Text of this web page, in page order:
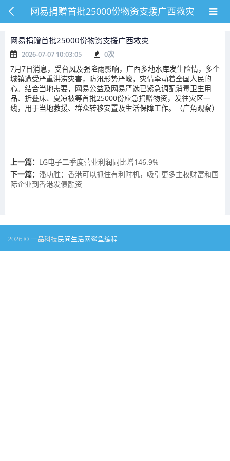
网易捐赠首批25000份物资支援广西救灾
网易捐赠首批25000份物资支援广西救灾
2026-07-07 10:03:05 0次
7月7日消息，受台风及强降雨影响，广西多地水库发生险情，多个
城镇遭受严重洪涝灾害，防汛形势严峻，灾情牵动着全国人民的
心。结合当地需要，网易公益及网易严选已紧急调配消毒卫生用
品、折叠床、夏凉被等首批25000份应急捐赠物资，发往灾区一
线，用于当地救援、群众转移安置及生活保障工作。（广角观察）
上一篇： LG电子二季度营业利润同比增146.9%
下一篇： 潘功胜：香港可以抓住有利时机，吸引更多主权财富和国
际企业到香港发债融资
2026 © 一品科技民间生活网鲨鱼编程